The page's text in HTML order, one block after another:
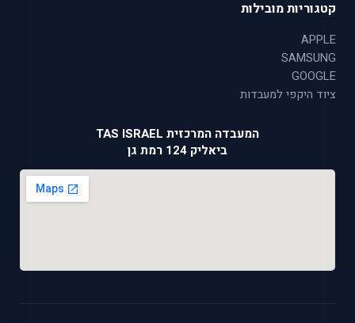
קטגוריות מובילות
APPLE
SAMSUNG
GOOGLE
ציוד היקפי למעבדות
המעבדה המרכזית TAS ISRAEL
ביאליק 124 רמת גן